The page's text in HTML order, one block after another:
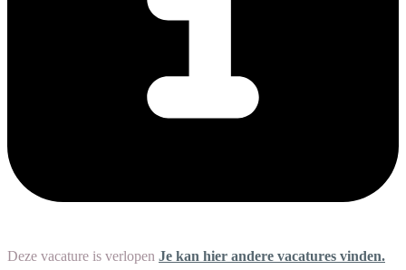
Deze vacature is verlopen Je kan hier andere vacatures vinden.